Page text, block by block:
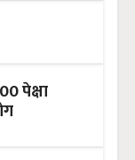
पेक्षा